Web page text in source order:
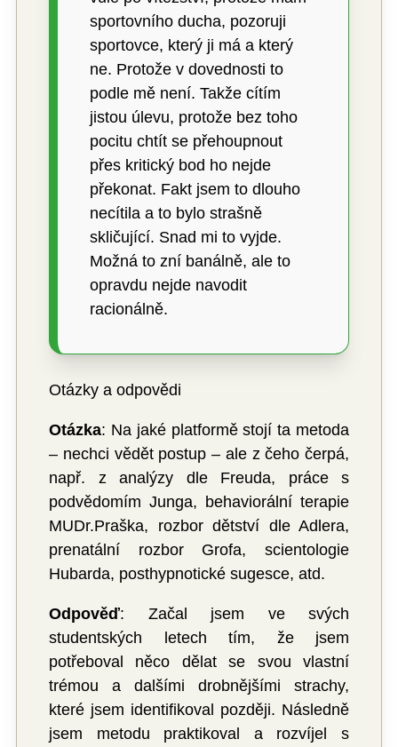
sportovního ducha, pozoruji
sportovce, který ji má a který
ne. Protože v dovednosti to
podle mě není. Takže cítím
jistou úlevu, protože bez toho
pocitu chtít se přehoupnout
přes kritický bod ho nejde
překonat. Fakt jsem to dlouho
necítila a to bylo strašně
skličující. Snad mi to vyjde.
Možná to zní banálně, ale to
opravdu nejde navodit
racionálně.
Otázky a odpovědi
Otázka: Na jaké platformě stojí ta metoda
– nechci vědět postup – ale z čeho čerpá,
např. z analýzy dle Freuda, práce s
podvědomím Junga, behaviorální terapie
MUDr.Praška, rozbor dětství dle Adlera,
prenatální rozbor Grofa, scientologie
Hubarda, posthypnotické sugesce, atd.
Odpověď: Začal jsem ve svých
studentských letech tím, že jsem
potřeboval něco dělat se svou vlastní
trémou a dalšími drobnějšími strachy,
které jsem identifikoval později. Následně
jsem metodu praktikoval a rozvíjel s